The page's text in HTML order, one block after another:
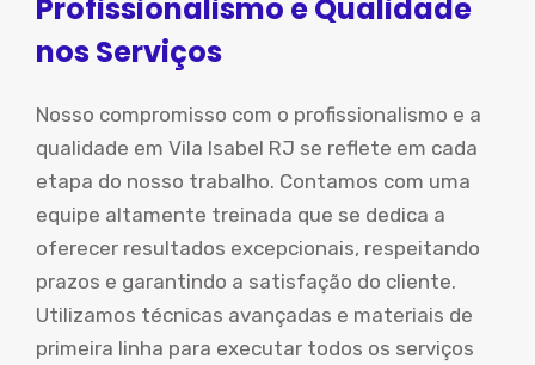
Profissionalismo e Qualidade
nos Serviços
Nosso compromisso com o profissionalismo e a
qualidade em Vila Isabel RJ se reflete em cada
etapa do nosso trabalho. Contamos com uma
equipe altamente treinada que se dedica a
oferecer resultados excepcionais, respeitando
prazos e garantindo a satisfação do cliente.
Utilizamos técnicas avançadas e materiais de
primeira linha para executar todos os serviços